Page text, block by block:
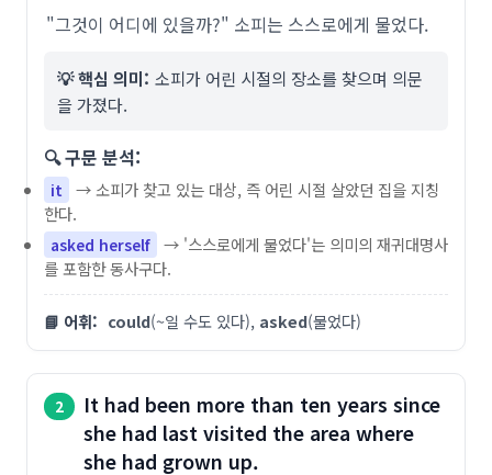
"그것이 어디에 있을까?" 소피는 스스로에게 물었다.
💡 핵심 의미: 소피가 어린 시절의 장소를 찾으며 의문
을 가졌다.
🔍 구문 분석:
it
→ 소피가 찾고 있는 대상, 즉 어린 시절 살았던 집을 지칭
한다.
asked herself → '스스로에게 물었다'는 의미의 재귀대명사
를 포함한 동사구다.
📘 어휘: could(~일 수도 있다), asked(물었다)
2
It had been more than ten years since
she had last visited the area where
she had grown up.